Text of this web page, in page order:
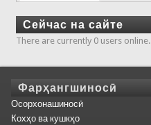
Сейчас на сайте
There are currently 0 users online.
Фарҳангшиносӣ
Осорхонашиносӣ
Кохҳо ва кушкҳо